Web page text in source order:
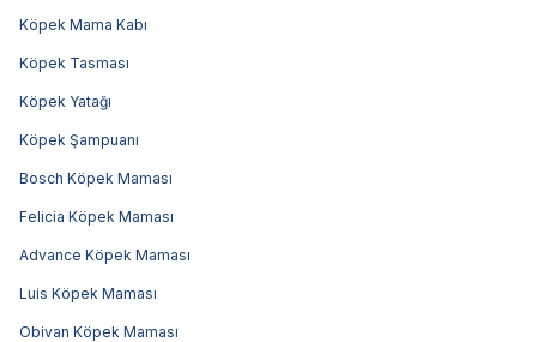
Köpek Mama Kabı
Köpek Tasması
Köpek Yatağı
Köpek Şampuanı
Bosch Köpek Maması
Felicia Köpek Maması
Advance Köpek Maması
Luis Köpek Maması
Obivan Köpek Maması